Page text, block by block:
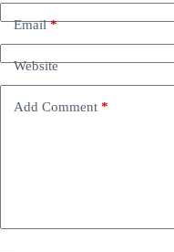
Email*
Website
Add Comment *